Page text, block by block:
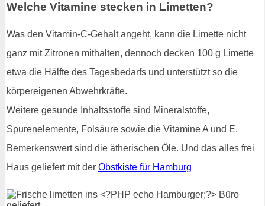
Welche Vitamine stecken in Limetten?
Was den Vitamin-C-Gehalt angeht, kann die Limette nicht
ganz mit Zitronen mithalten, dennoch decken 100 g Limette
etwa die Hälfte des Tagesbedarfs und unterstützt so die
körpereigenen Abwehrkräfte.
Weitere gesunde Inhaltsstoffe sind Mineralstoffe,
Spurenelemente, Folsäure sowie die Vitamine A und E.
Bemerkenswert sind die ätherischen Öle. Und das alles frei
Haus geliefert mit der Obstkiste für Hamburg